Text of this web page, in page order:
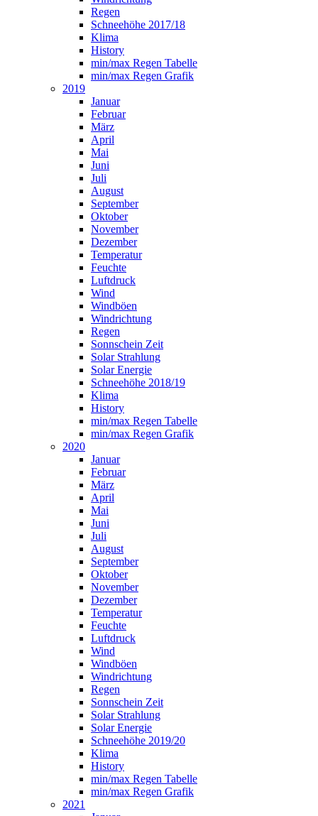
Regen
Schneehöhe 2017/18
Klima
History
min/max Regen Tabelle
min/max Regen Grafik
2019
Januar
Februar
März
April
Mai
Juni
Juli
August
September
Oktober
November
Dezember
Temperatur
Feuchte
Luftdruck
Wind
Windböen
Windrichtung
Regen
Sonnschein Zeit
Solar Strahlung
Solar Energie
Schneehöhe 2018/19
Klima
History
min/max Regen Tabelle
min/max Regen Grafik
2020
Januar
Februar
März
April
Mai
Juni
Juli
August
September
Oktober
November
Dezember
Temperatur
Feuchte
Luftdruck
Wind
Windböen
Windrichtung
Regen
Sonnschein Zeit
Solar Strahlung
Solar Energie
Schneehöhe 2019/20
Klima
History
min/max Regen Tabelle
min/max Regen Grafik
2021